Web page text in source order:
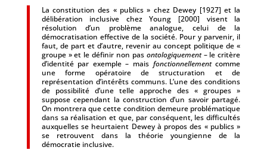
La constitution des « publics » chez Dewey [1927] et la
délibération inclusive chez Young [2000] visent la
résolution d’un problème analogue, celui de la
démocratisation effective de la société. Pour y parvenir, il
faut, de part et d’autre, revenir au concept politique de «
groupe » et le définir non pas ontologiquement– le critère
d’identité par exemple – mais fonctionnellementcomme
une forme opératoire de structuration et de
représentation d’intérêts communs. L’une des conditions
de possibilité d’une telle approche des « groupes »
suppose cependant la construction d’un savoir partagé.
On montrera que cette condition demeure problématique
dans sa réalisation et que, par conséquent, les difficultés
auxquelles se heurtaient Dewey à propos des « publics »
se retrouvent dans la théorie youngienne de la
démocratie inclusive.